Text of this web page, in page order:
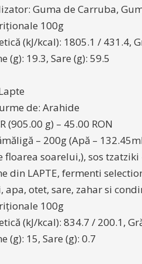
Guma de Carruba,
100g
(kJ/kcal): 1805.1 / 431.4,
(g): 19.3, Sare (g): 59.5
de: Arahide
(905.00 g) – 45.00 RON
– 200g (Apă –
floarea soarelui,), sos
din LAPTE, fermenti
apa, otet, sare, zahar si
100g
(kJ/kcal): 834.7 / 200.1,
(g): 15, Sare (g): 0.7